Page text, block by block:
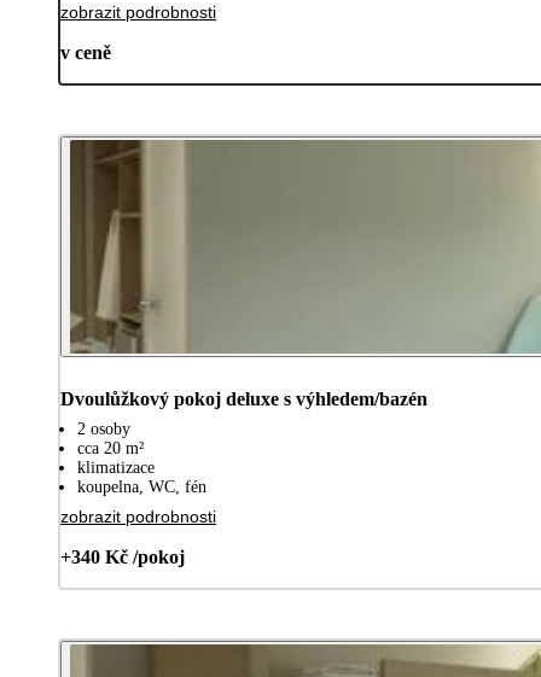
zobrazit podrobnosti
v ceně
Dvoulůžkový pokoj deluxe s výhledem/bazén
2 osoby
cca 20 m²
klimatizace
koupelna, WC, fén
zobrazit podrobnosti
+340 Kč /pokoj